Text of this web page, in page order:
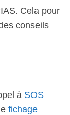
Cela pour
conseils
à SOS
fichage